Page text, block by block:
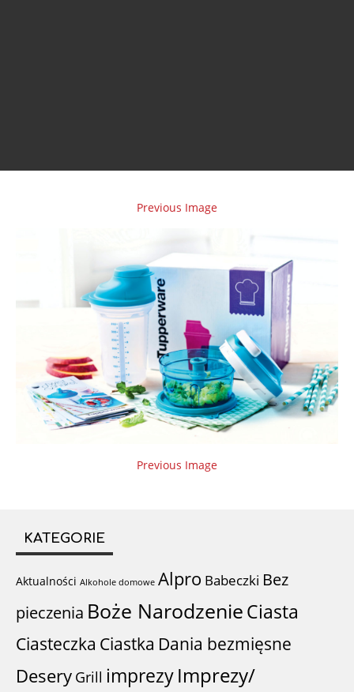
Previous Image
Previous Image
KATEGORIE
Aktualności Alkohole domowe Alpro Babeczki Bez
pieczenia Boże NarodzenieCiasta
Ciasteczka Ciastka Dania bezmięsne
Desery Grill imprezyImprezy/